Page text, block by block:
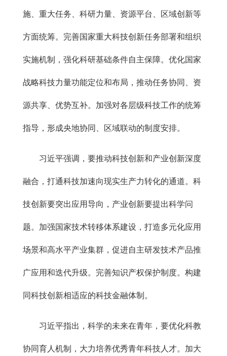
施、重大任务、科研力量、资源平台、区域创新等
方面统筹。完善国家重大科技创新任务部署和组织
实施机制，强化科研基础条件自主保障。优化国家
战略科技力量功能定位和布局，推动任务协同、资
源共享、优势互补。加强对各层级科技工作的统筹
指导，形成央地协同、区域联动的制度安排。
习近平强调，要推动科技创新和产业创新深度
融合，打通科技加速向现实生产力转化的通道。科
技创新要突出应用导向，产业创新要提出科学问
题。加强国家技术转移体系建设，打造多元化应用
场景和高水平产业集群，促进自主研发技术产品推
广应用和迭代升级。完善知识产权保护制度。构建
同科技创新相适应的科技金融体制。
习近平指出，科学的未来在青年，要优化科教
协同育人机制，大力培养优秀青年科技人才。加大